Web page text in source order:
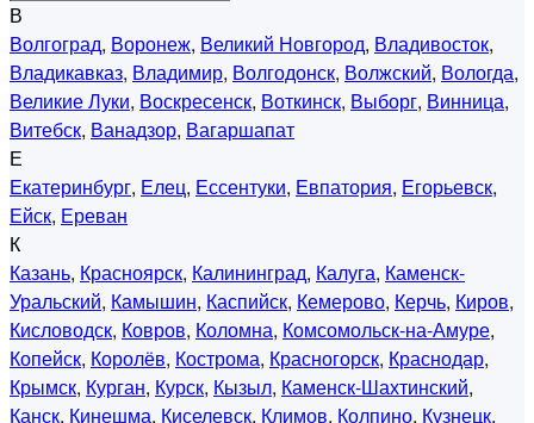
В
Волгоград, Воронеж, Великий Новгород, Владивосток,
Владикавказ, Владимир, Волгодонск, Волжский, Вологда,
Великие Луки, Воскресенск, Воткинск, Выборг, Винница,
Витебск, Ванадзор, Вагаршапат
Е
Екатеринбург, Елец, Ессентуки, Евпатория, Егорьевск,
Ейск, Ереван
К
Казань, Красноярск, Калининград, Калуга, Каменск-
Уральский, Камышин, Каспийск, Кемерово, Керчь, Киров,
Кисловодск, Ковров, Коломна, Комсомольск-на-Амуре,
Копейск, Королёв, Кострома, Красногорск, Краснодар,
Крымск, Курган, Курск, Кызыл, Каменск-Шахтинский,
Канск, Кинешма, Киселевск, Климов, Колпино, Кузнецк,